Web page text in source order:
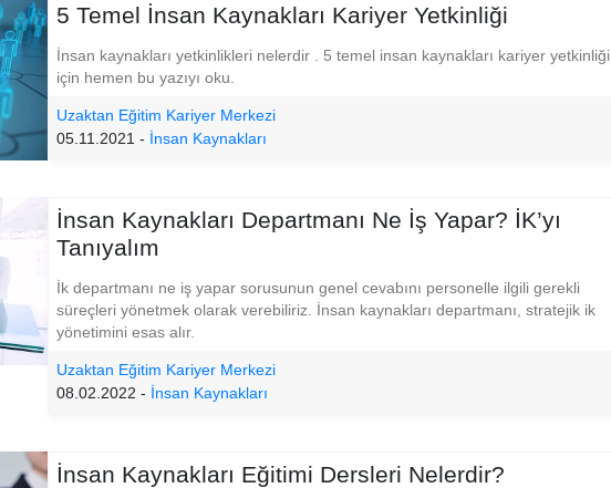
5 Temel İnsan Kaynakları Kariyer Yetkinliği
İnsan kaynakları yetkinlikleri nelerdir . 5 temel insan kaynakları kariyer yetkinliği
için hemen bu yazıyı oku.
Uzaktan Eğitim Kariyer Merkezi
05.11.2021 - İnsan Kaynakları
İnsan Kaynakları Departmanı Ne İş Yapar? İK’yı
Tanıyalım
İk departmanı ne iş yapar sorusunun genel cevabını personelle ilgili gerekli
süreçleri yönetmek olarak verebiliriz. İnsan kaynakları departmanı, stratejik ik
yönetimini esas alır.
Uzaktan Eğitim Kariyer Merkezi
08.02.2022 - İnsan Kaynakları
İnsan Kaynakları Eğitimi Dersleri Nelerdir?